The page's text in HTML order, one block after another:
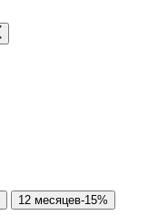
12 месяцев-15%